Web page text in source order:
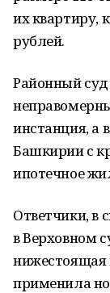
их квартиру,
рублей.
Районный
инстанция, а
Башкирии с
ипотечное
Ответчики, в
в Верховном
нижестоящая
применила